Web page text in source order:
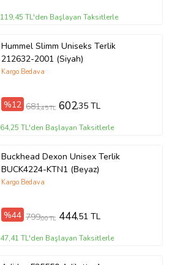
119,45 TL'den Başlayan Taksitlerle
Hummel Slimm Uniseks Terlik
212632-2001 (Siyah)
Kargo Bedava
%12 681,45 TL 602,35 TL
64,25 TL'den Başlayan Taksitlerle
Buckhead Dexon Unisex Terlik
BUCK4224-KTN1 (Beyaz)
Kargo Bedava
%44 799,00 TL 444,51 TL
47,41 TL'den Başlayan Taksitlerle